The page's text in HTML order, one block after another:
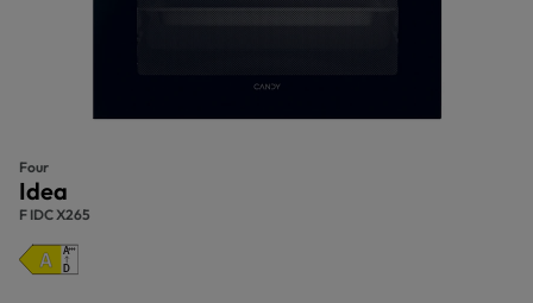
Four
Idea
F IDC X265